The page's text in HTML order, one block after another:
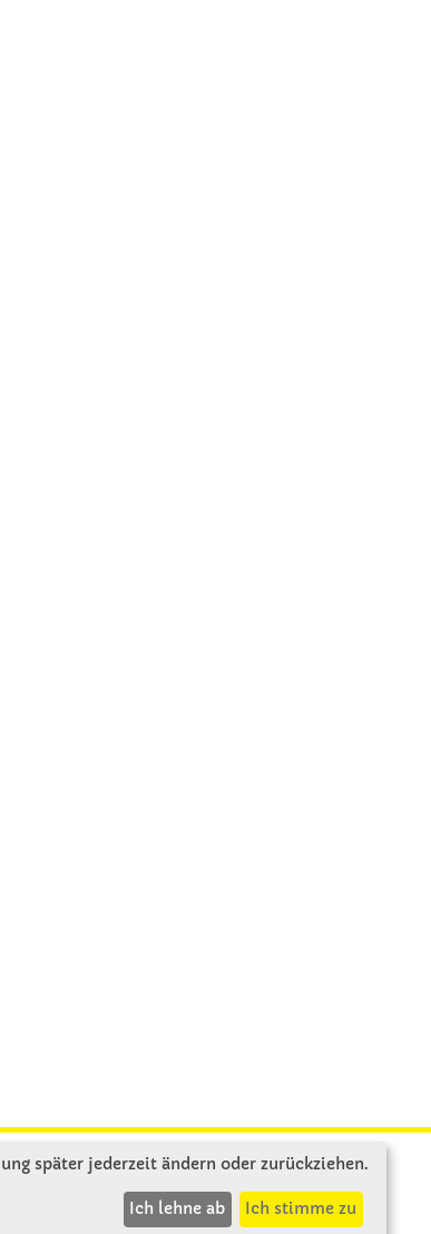
später jederzeit ändern oder zurückziehen.
Ich lehne ab Ich stimme zu